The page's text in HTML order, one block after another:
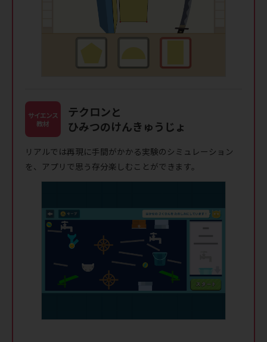
サイエンス
教材
テクロンと
ひみつのけんきゅうじょ
リアルでは再現に手間がかかる実験のシミュレーション
を、アプリで思う存分楽しむことができます。